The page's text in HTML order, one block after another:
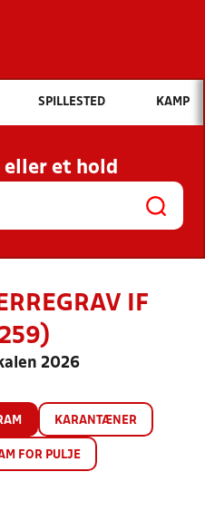
Hvad vil du søge efter?
OG NYHEDER
KLUBBER OG
SPILLESTED KAMP
eller et hold
IF
2026
KARANTÆNER
FOR PULJE